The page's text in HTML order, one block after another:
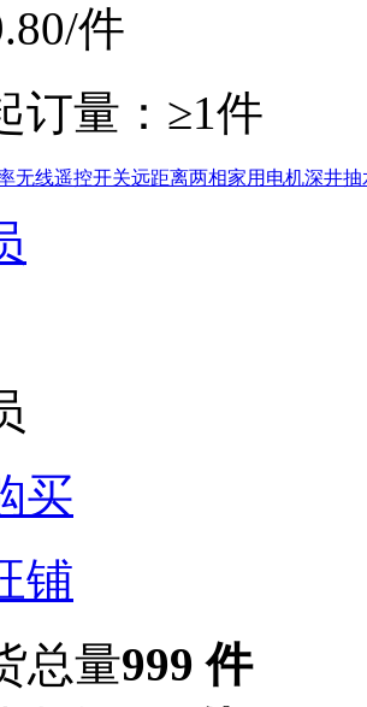
/件
订量： ≥1件
无线遥控开关远距离两相家用电机深井
买
铺
总量999 件